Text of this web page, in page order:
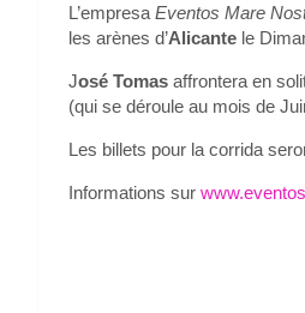
L’empresa Eventos Mare
les arènes d’Alicante le
José Tomas affrontera en
(qui se déroule au mois de
Les billets pour la corrida
Informations sur